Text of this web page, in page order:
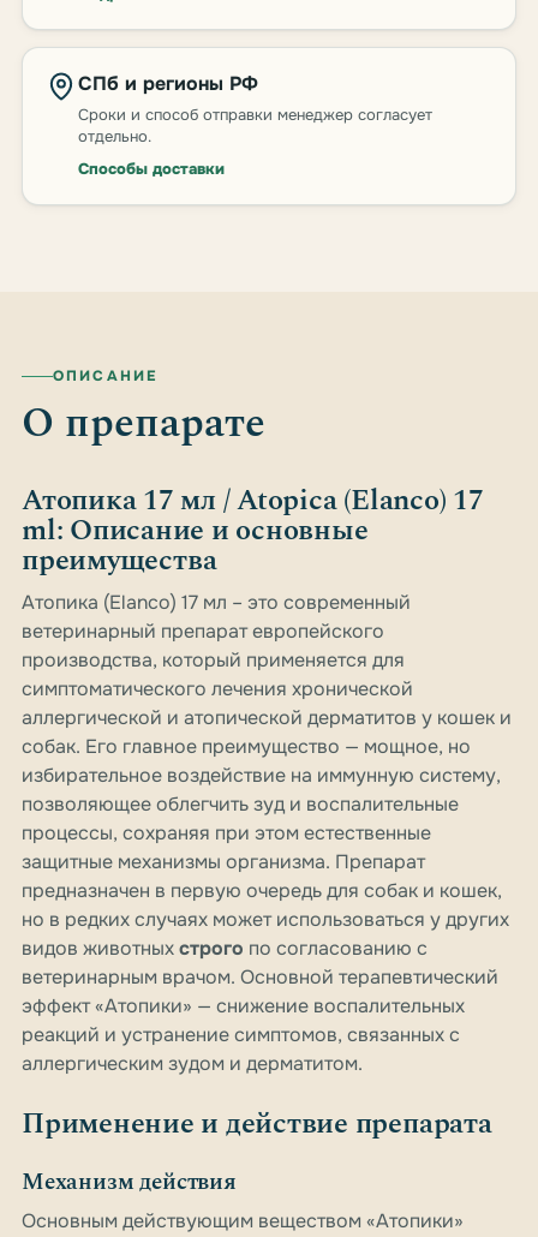
СПб и регионы РФ
Сроки и способ отправки менеджер согласует
отдельно.
Способы доставки
ОПИСАНИЕ
О препарате
Атопика 17 мл / Atopica (Elanco) 17
ml: Описание и основные
преимущества
Атопика (Elanco) 17 мл – это современный
ветеринарный препарат европейского
производства, который применяется для
симптоматического лечения хронической
аллергической и атопической дерматитов у кошек и
собак. Его главное преимущество — мощное, но
избирательное воздействие на иммунную систему,
позволяющее облегчить зуд и воспалительные
процессы, сохраняя при этом естественные
защитные механизмы организма. Препарат
предназначен в первую очередь для собак и кошек,
но в редких случаях может использоваться у других
видов животныхстрого по согласованию с
ветеринарным врачом. Основной терапевтический
эффект «Атопики» — снижение воспалительных
реакций и устранение симптомов, связанных с
аллергическим зудом и дерматитом.
Применение и действие препарата
Механизм действия
Основным действующим веществом «Атопики»